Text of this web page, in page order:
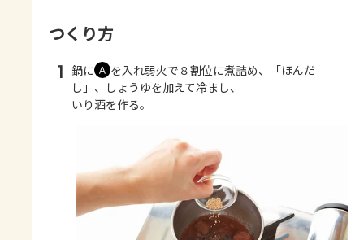
つくり方
1 鍋に Ａ を入れ弱火で８割位に煮詰め、「ほんだ
し」、しょうゆを加えて冷まし、
いり酒を作る。